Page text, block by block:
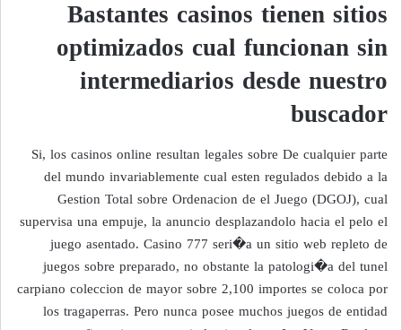
Bastantes casinos tienen sitios
optimizados cual funcionan sin
intermediarios desde nuestro
buscador
Si, los casinos online resultan legales sobre De cualquier parte
del mundo invariablemente cual esten regulados debido a la
Gestion Total sobre Ordenacion de el Juego (DGOJ), cual
supervisa una empuje, la anuncio desplazandolo hacia el pelo el
juego asentado. Casino 777 seri�a un sitio web repleto de
juegos sobre preparado, no obstante la patologi�a del tunel
carpiano coleccion de mayor sobre 2,100 importes se coloca por
los tragaperras. Pero nunca posee muchos juegos de entidad